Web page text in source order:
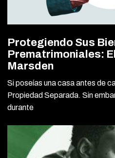
Protegiendo Sus
Prematrimoniales:
Marsden
Si poseías una casa antes de
Propiedad Separada. Sin
durante